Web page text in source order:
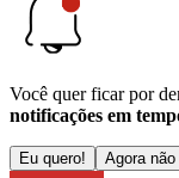
Você quer ficar por
notificações em
Eu quero! Agora não